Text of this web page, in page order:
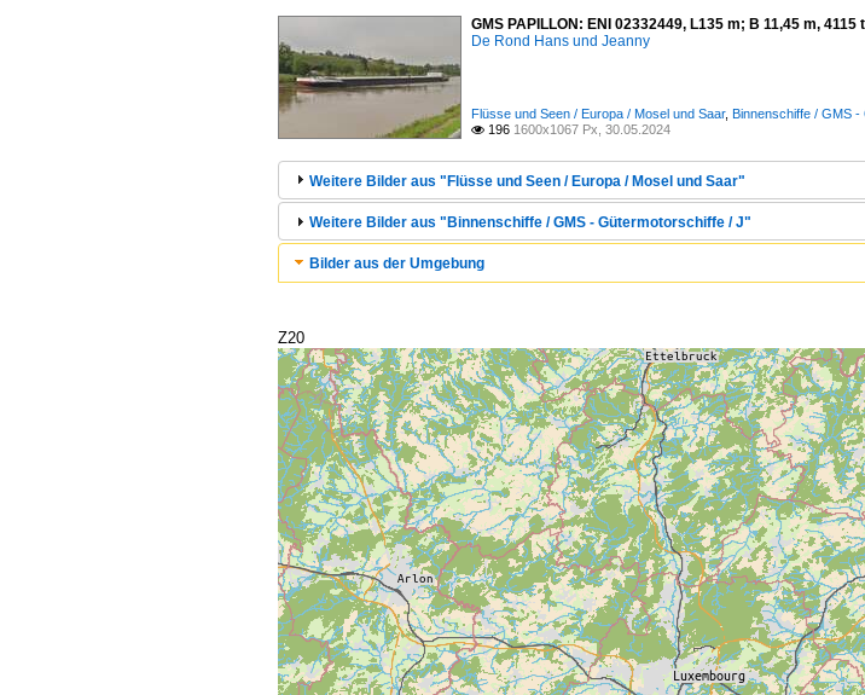
GMS PAPILLON: ENI 02332449, L135 m; B 11,45 m,
De Rond Hans und Jeanny
Flüsse und Seen / Europa / Mosel und Saar, Binnenschiffe / GMS
 196 1600x1067 Px, 30.05.2024
Weitere Bilder aus "Flüsse und Seen / Europa / Mosel und Saar"
Weitere Bilder aus "Binnenschiffe / GMS - Gütermotorschiffe / J"
Bilder aus der Umgebung
Z20